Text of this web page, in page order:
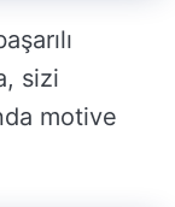
sizi
motive